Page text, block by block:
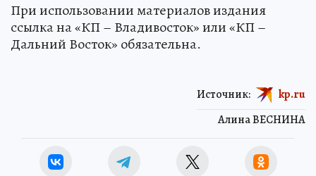
При использовании материалов издания
ссылка на «КП – Владивосток» или «КП –
Дальний Восток» обязательна.
Алина ВЕСНИНА
Источник: kp.ru